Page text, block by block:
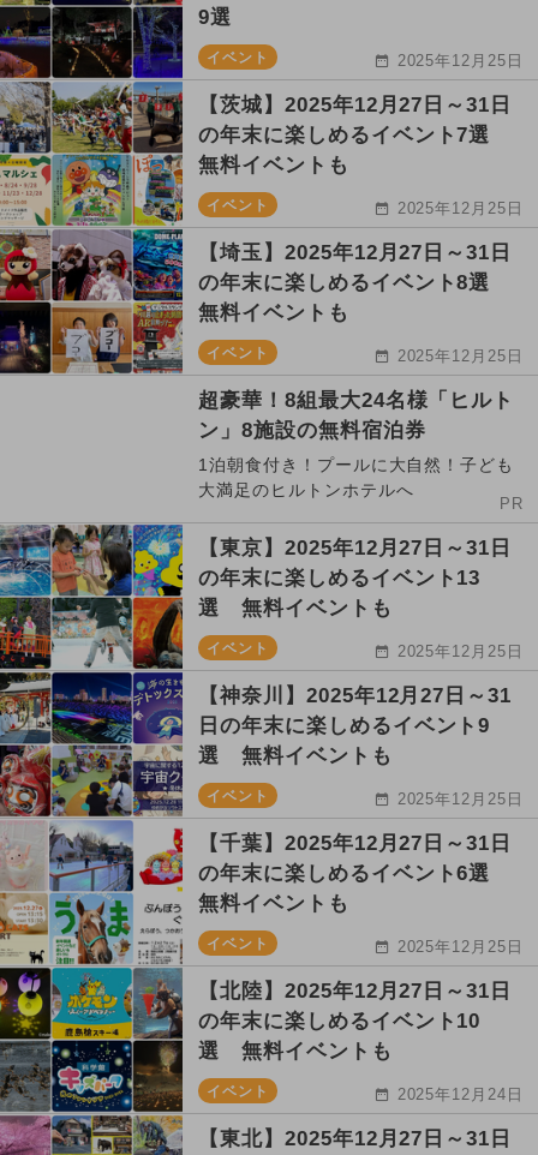
9選
イベント 2025年12月25日
【茨城】2025年12月27日～31日
の年末に楽しめるイベント7選
無料イベントも
イベント 2025年12月25日
【埼玉】2025年12月27日～31日
の年末に楽しめるイベント8選
無料イベントも
イベント 2025年12月25日
超豪華！8組最大24名様「ヒルト
ン」8施設の無料宿泊券
1泊朝食付き！プールに大自然！子ども
大満足のヒルトンホテルへ
PR
【東京】2025年12月27日～31日
の年末に楽しめるイベント13
選 無料イベントも
イベント 2025年12月25日
【神奈川】2025年12月27日～31
日の年末に楽しめるイベント9
選 無料イベントも
イベント 2025年12月25日
【千葉】2025年12月27日～31日
の年末に楽しめるイベント6選
無料イベントも
イベント 2025年12月25日
【北陸】2025年12月27日～31日
の年末に楽しめるイベント10
選 無料イベントも
イベント 2025年12月24日
【東北】2025年12月27日～31日